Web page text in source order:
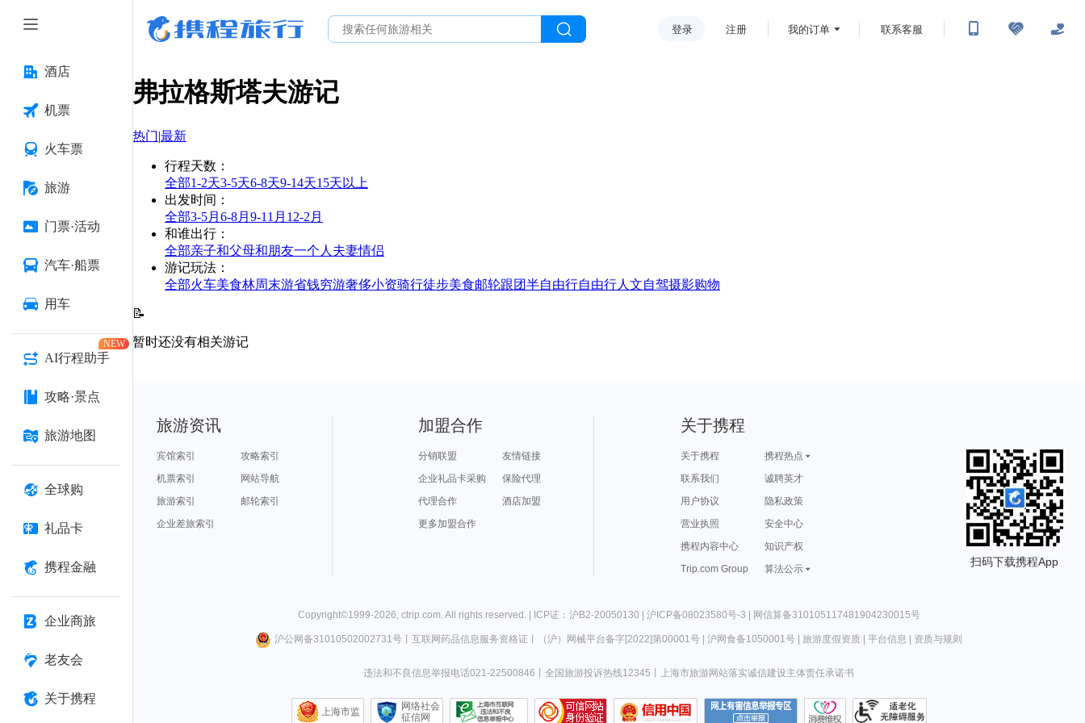
酒店
机票
火车票
旅游
门票·活动
汽车·船票
用车
AI行程助手
NEW
攻略·景点
旅游地图
全球购
礼品卡
携程金融
企业商旅
老友会
关于携程
登录 注册 我的订单 联系客服
弗拉格斯塔夫游记
热门|最新
行程天数 ：
全部1-2天3-5天6-8天9-14天15天以上
出发时间 ：
全部3-5月 6-8月 9-11月 12-2月
和谁出行 ：
全部亲子和父母和朋友一个人 夫妻情侣
游记玩法 ：
全部火车美食林周末游省钱穷游奢侈小资骑行徒步美食邮轮跟团半自由行自由行人文自驾摄影购物
📝
暂时还没有相关游记
旅游资讯
宾馆索引
攻略索引
机票索引
网站导航
旅游索引
邮轮索引
企业差旅索引
加盟合作
分销联盟
友情链接
企业礼品卡采购
保险代理
代理合作
酒店加盟
更多加盟合作
关于携程
关于携程
携程热点
联系我们
诚聘英才
用户协议
隐私政策
营业执照
安全中心
携程内容中心
知识产权
Trip.com Group
算法公示
扫码下载携程App
Copyright©1999-2026, ctrip.com. All rights reserved. | ICP证：沪B2-20050130 | 沪ICP备08023580号-3 | 网信算备310105117481904230015号
沪公网备31010502002731号丨 互联网药品信息服务资格证 （沪）网械平台备字[2022]第00001号| 沪网食备1050001号| 旅游度假资质| 平台信息 资质与规则
违法和不良信息举报电话021-22500846 全国旅游投诉热线12345 上海市旅游网站落实诚信建设主体责任承诺书
上海市监
网络社会
征信网